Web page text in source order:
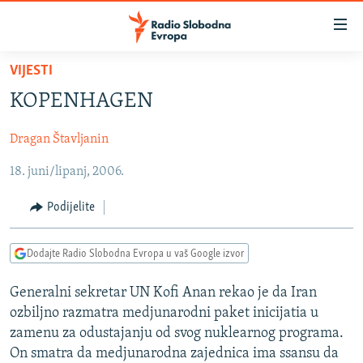
Pređite
glavni
Pređite
na
navigaciju
Pređite
na
pretragu
SRBIJA
KOSOVO
CRNA GORA
VIZUELNO
VIDEO
FOTOGALERIJE
INFOGRAFIKE
PODCASTI
RAT U UKRAJINI
KINA NA BALKANU
RSE PRIČE IZ SVIJETA
VIJESTI
KOPENHAGEN
Dragan Štavljanin
18. juni/lipanj, 2006.
Podijelite
Dodajte Radio Slobodna Evropa u vaš Google izvor
Generalni sekretar UN Kofi Anan rekao je da Iran
ozbiljno razmatra medjunarodni paket inicijatia u
zamenu za odustajanju od svog nuklearnog programa.
On smatra da medjunarodna zajednica ima ssansu da